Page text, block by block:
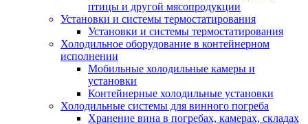
птицы и другой мясопродукции
Установки и системы термостатирования
Установки и системы термостатирования
Холодильное оборудование в контейнерном
исполнении
Мобильные холодильные камеры и
установки
Контейнерные холодильные установки
Холодильные системы для винного погреба
Хранение вина в погребах, камерах, складах